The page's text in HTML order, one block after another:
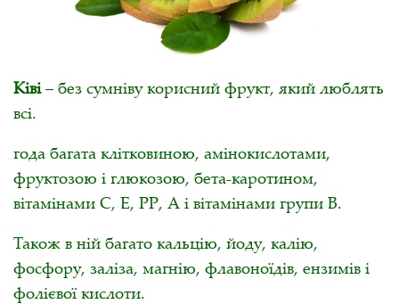
Ківі– без сумніву корисний фрукт, який люблять
всі.
года багата клітковиною, амінокислотами,
фруктозою і глюкозою, бета-каротином,
вітамінами С, Е, РР, А і вітамінами групи В.
Також в ній багато кальцію, йоду, калію,
фосфору, заліза, магнію, флавоноїдів, ензимів і
фолієвої кислоти.